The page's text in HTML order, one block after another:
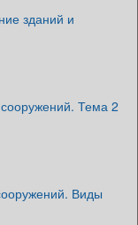
зданий и
Тема 2
Виды